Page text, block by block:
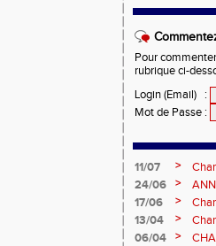
Pour
rubrique ci-
Login (Email)
:
Mot de Passe :
11/07 >
et
24/06 >
17/06 >
fond
13/04 >
06/04 >